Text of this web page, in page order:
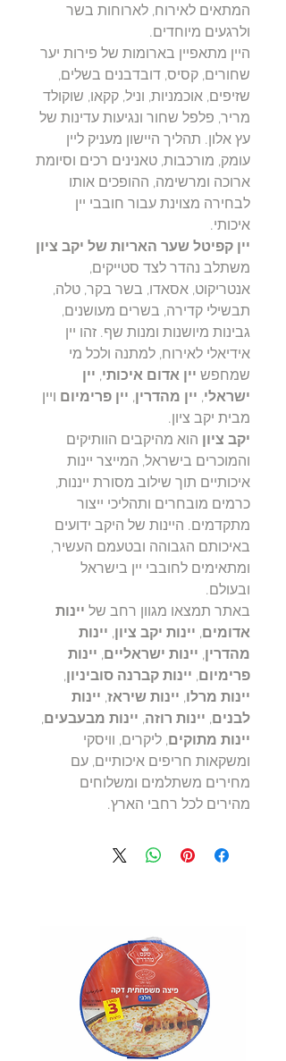
המתאים לאירוח, לארוחות בשר
ולרגעים מיוחדים.
היין מתאפיין בארומות של פירות יער
שחורים, קסיס, דובדבנים בשלים,
שזיפים, אוכמניות, וניל, קקאו, שוקולד
מריר, פלפל שחור ונגיעות עדינות של
עץ אלון. תהליך היישון מעניק ליין
עומק, מורכבות, טאנינים רכים וסיומת
ארוכה ומרשימה, ההופכים אותו
לבחירה מצוינת עבור חובבי יין
איכותי.
יין קפיטל שער האריות של יקב ציון
משתלב נהדר לצד סטייקים,
אנטריקוט, אסאדו, בשר בקר, טלה,
תבשילי קדירה, בשרים מעושנים,
גבינות מיושנות ומנות שף. זהו יין
אידיאלי לאירוח, למתנה ולכל מי
שמחפש יין אדום איכותי, יין
ישראלי, יין מהדרין, יין פרימיום ויין
מבית יקב ציון.
יקב ציון הוא מהיקבים הוותיקים
והמוכרים בישראל, המייצר יינות
איכותיים תוך שילוב מסורת ייננות,
כרמים מובחרים ותהליכי ייצור
מתקדמים. היינות של היקב ידועים
באיכותם הגבוהה ובטעמם העשיר,
ומתאימים לחובבי יין בישראל
ובעולם.
באתר תמצאו מגוון רחב של יינות
אדומים, יינות יקב ציון, יינות
מהדרין, יינות ישראליים, יינות
פרימיום, יינות קברנה סוביניון,
יינות מרלו, יינות שיראז, יינות
לבנים, יינות רוזה, יינות מבעבעים,
יינות מתוקים, ליקרים, וויסקי
ומשקאות חריפים איכותיים, עם
מחירים משתלמים ומשלוחים
מהירים לכל רחבי הארץ.